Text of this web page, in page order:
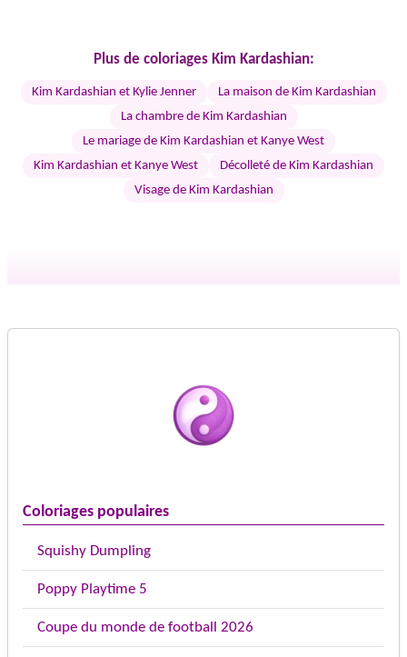
Coloriages populaires
Squishy Dumpling
Poppy Playtime 5
Coupe du monde de football 2026
Plus de coloriages Kim Kardashian:
Kim Kardashian et Kylie Jenner
La maison de Kim Kardashian
La chambre de Kim Kardashian
Le mariage de Kim Kardashian et Kanye West
Kim Kardashian et Kanye West
Décolleté de Kim Kardashian
Visage de Kim Kardashian